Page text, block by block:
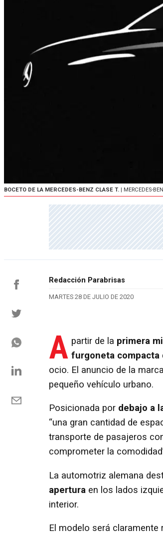
BOCETO DE LA MERCEDES-BENZ CLASE T. | MERCEDES-
Redacción Parabrisas
MARTES 28 DE JULIO DE 2020
A partir de la primera
furgoneta compacta
ocio. El anuncio de la
pequeño vehículo urbano.
Posicionada por debajo a
“una gran cantidad de
transporte de pasajeros
comprometer la
La automotriz alemana
apertura en los lados
interior.
El modelo será